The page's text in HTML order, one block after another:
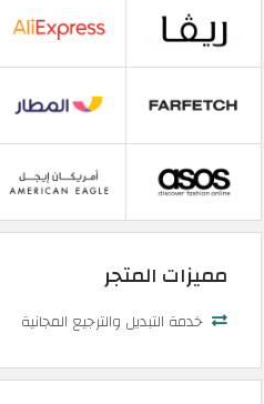
مميزات المتجر
خدمة التبديل والترجيع المجانية